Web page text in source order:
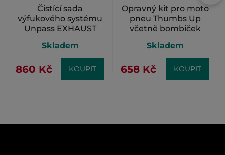
Čistící sada
výfukového systému
Unpass EXHAUST
MAINTANENCE KIT
Skladem
860 Kč KOUPIT
Opravný kit pro moto
pneu Thumbs Up
včetně bombiček
Skladem
658 Kč KOUPIT